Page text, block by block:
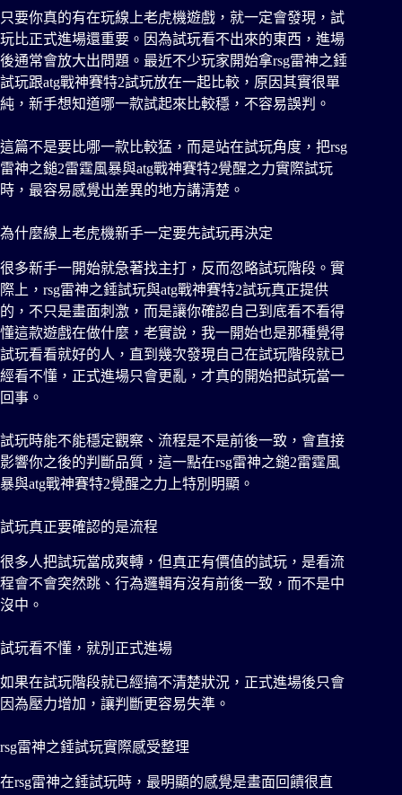
只要你真的有在玩線上老虎機遊戲，就一定會發現，試
玩比正式進場還重要。因為試玩看不出來的東西，進場
後通常會放大出問題。最近不少玩家開始拿rsg雷神之錘
試玩跟atg戰神賽特2試玩放在一起比較，原因其實很單
純，新手想知道哪一款試起來比較穩，不容易誤判。
這篇不是要比哪一款比較猛，而是站在試玩角度，把rsg
雷神之鎚2雷霆風暴與atg戰神賽特2覺醒之力實際試玩
時，最容易感覺出差異的地方講清楚。
為什麼線上老虎機新手一定要先試玩再決定
很多新手一開始就急著找主打，反而忽略試玩階段。實
際上，rsg雷神之錘試玩與atg戰神賽特2試玩真正提供
的，不只是畫面刺激，而是讓你確認自己到底看不看得
懂這款遊戲在做什麼，老實說，我一開始也是那種覺得
試玩看看就好的人，直到幾次發現自己在試玩階段就已
經看不懂，正式進場只會更亂，才真的開始把試玩當一
回事。
試玩時能不能穩定觀察、流程是不是前後一致，會直接
影響你之後的判斷品質，這一點在rsg雷神之鎚2雷霆風
暴與atg戰神賽特2覺醒之力上特別明顯。
試玩真正要確認的是流程
很多人把試玩當成爽轉，但真正有價值的試玩，是看流
程會不會突然跳、行為邏輯有沒有前後一致，而不是中
沒中。
試玩看不懂，就別正式進場
如果在試玩階段就已經搞不清楚狀況，正式進場後只會
因為壓力增加，讓判斷更容易失準。
rsg雷神之錘試玩實際感受整理
在rsg雷神之錘試玩時，最明顯的感覺是畫面回饋很直